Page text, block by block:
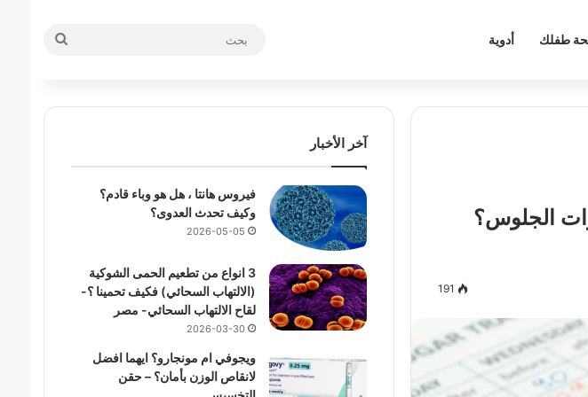
طفلك أدوية بحث
الجلوس؟
191
آخر الأخبار
فيروس هانتا ، هل هو وباء قادم؟
وكيف تحدث العدوى؟
2026-05-05
3 انواع من تطعيم الحمى الشوكية
(الالتهاب السحائي) فكيف تحمينا ؟-
لقاح الالتهاب السحائي- مصر
2026-03-30
ويجوفي ام مونجارو؟ ايهما افضل
لانقاص الوزن بأمان؟ – حقن